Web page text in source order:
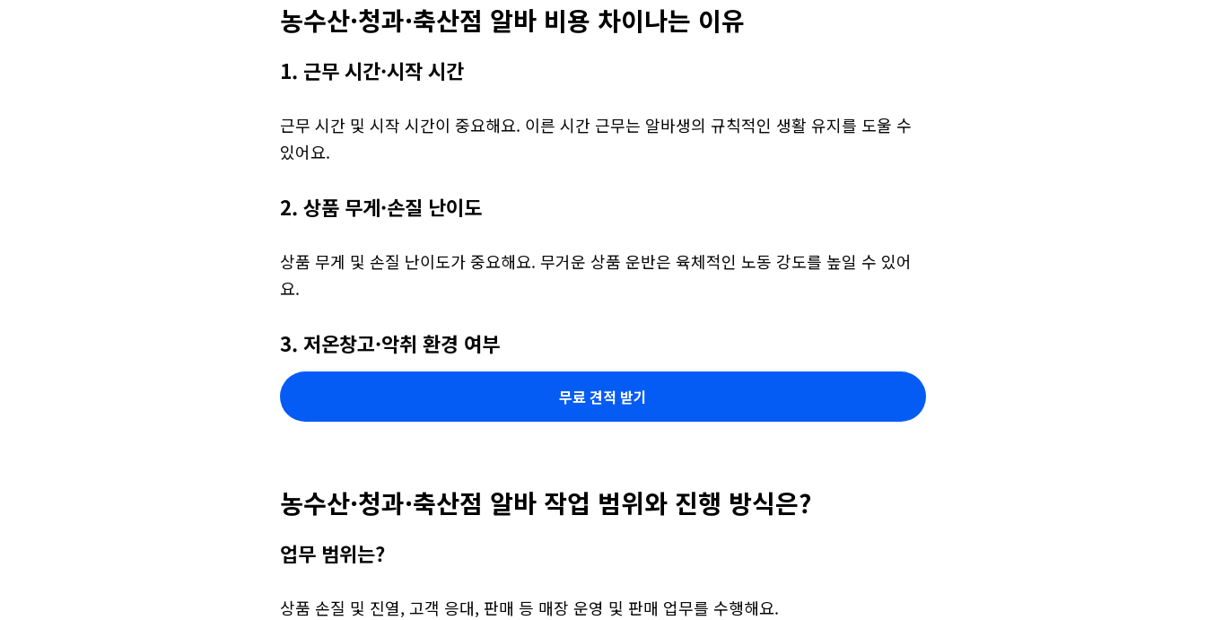
농수산·청과·축산점 알바 비용 차이나는 이유
1. 근무 시간·시작 시간
근무 시간 및 시작 시간이 중요해요. 이른 시간 근무는 알바생의 규칙적인 생활 유지를 도울 수
있어요.
2. 상품 무게·손질 난이도
상품 무게 및 손질 난이도가 중요해요. 무거운 상품 운반은 육체적인 노동 강도를 높일 수 있어
요.
3. 저온창고·악취 환경 여부
무료 견적 받기
농수산·청과·축산점 알바 작업 범위와 진행 방식은?
업무 범위는?
상품 손질 및 진열, 고객 응대, 판매 등 매장 운영 및 판매 업무를 수행해요.